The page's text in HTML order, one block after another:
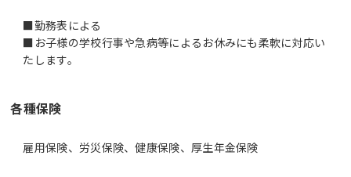
■勤務表による
■お子様の学校行事や急病等によるお休みにも柔軟に対応い
各種保険
雇用保険、労災保険、健康保険、厚生年金保険